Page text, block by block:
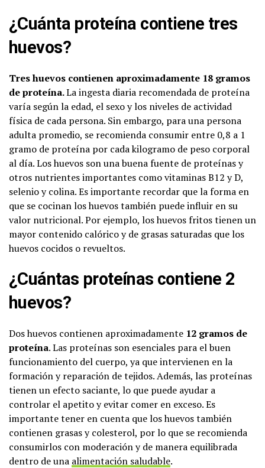
¿Cuánta proteína contiene tres
huevos?
Tres huevos contienen aproximadamente 18 gramos
de proteína.La ingesta diaria recomendada de proteína
varía según la edad, el sexo y los niveles de actividad
física de cada persona. Sin embargo, para una persona
adulta promedio, se recomienda consumir entre 0,8 a 1
gramo de proteína por cada kilogramo de peso corporal
al día. Los huevos son una buena fuente de proteínas y
otros nutrientes importantes como vitaminas B12 y D,
selenio y colina. Es importante recordar que la forma en
que se cocinan los huevos también puede influir en su
valor nutricional. Por ejemplo, los huevos fritos tienen un
mayor contenido calórico y de grasas saturadas que los
huevos cocidos o revueltos.
¿Cuántas proteínas contiene 2
huevos?
Dos huevos contienen aproximadamente 12 gramos de
proteína. Las proteínas son esenciales para el buen
funcionamiento del cuerpo, ya que intervienen en la
formación y reparación de tejidos. Además, las proteínas
tienen un efecto saciante, lo que puede ayudar a
controlar el apetito y evitar comer en exceso. Es
importante tener en cuenta que los huevos también
contienen grasas y colesterol, por lo que se recomienda
consumirlos con moderación y de manera equilibrada
dentro de una alimentación saludable.